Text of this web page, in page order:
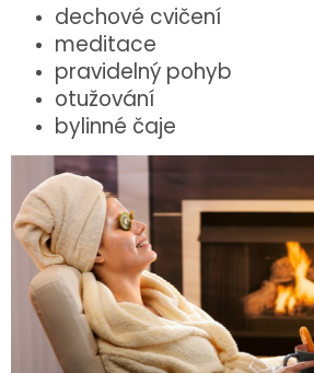
dechové cvičení
meditace
pravidelný pohyb
otužování
bylinné čaje